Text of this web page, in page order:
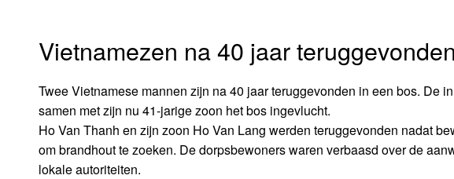
Vietnamezen na 40 jaar teruggevonden
Twee Vietnamese mannen zijn na 40 jaar teruggevonden in een bos. De
samen met zijn nu 41-jarige zoon het bos ingevlucht.
Ho Van Thanh en zijn zoon Ho Van Lang werden teruggevonden nadat
om brandhout te zoeken. De dorpsbewoners waren verbaasd over de
lokale autoriteiten.